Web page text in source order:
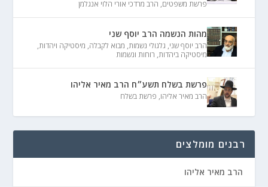
פרשת משפטים, הרב מרדכי אורי הלוי אנגלמן
מהות הנשמה הרב יוסף שני
הרב יוסף שני, גלגולי נשמות, מבוא לקבלה, מיסטיקה ויהדות,
מיסטיקה ביהדות, רוחות ונשמות
פרשת בשלח תשע״ח הרב מאיר אליהו
הרב מאיר אליהו, פרשת בשלח
רבנים מומלצים
הרב מאיר אליהו